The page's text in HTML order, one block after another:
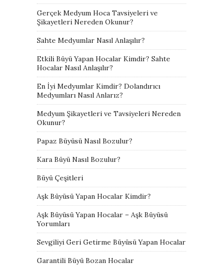
Gerçek Medyum Hoca Tavsiyeleri ve
Şikayetleri Nereden Okunur?
Sahte Medyumlar Nasıl Anlaşılır?
Etkili Büyü Yapan Hocalar Kimdir? Sahte
Hocalar Nasıl Anlaşılır?
En İyi Medyumlar Kimdir? Dolandırıcı
Medyumları Nasıl Anlarız?
Medyum Şikayetleri ve Tavsiyeleri Nereden
Okunur?
Papaz Büyüsü Nasıl Bozulur?
Kara Büyü Nasıl Bozulur?
Büyü Çeşitleri
Aşk Büyüsü Yapan Hocalar Kimdir?
Aşk Büyüsü Yapan Hocalar – Aşk Büyüsü
Yorumları
Sevgiliyi Geri Getirme Büyüsü Yapan Hocalar
Garantili Büyü Bozan Hocalar